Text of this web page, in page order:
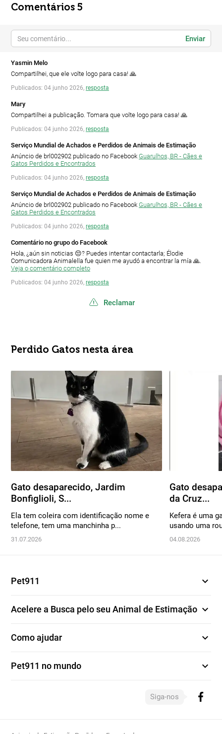
Comentários 5
Enviar
Yasmin Melo
Compartilhei, que ele volte logo para casa! 🙏
Publicados: 04 junho 2026, resposta
Mary
Compartilhei a publicação. Tomara que volte logo para casa! 🙏
Publicados: 04 junho 2026, resposta
Serviço Mundial de Achados e Perdidos de Animais de Estimação
Anúncio de brl002902 publicado no Facebook Guarulhos, BR - Cães e
Gatos Perdidos e Encontrados
Publicados: 04 junho 2026, resposta
Serviço Mundial de Achados e Perdidos de Animais de Estimação
Anúncio de brl002902 publicado no Facebook Guarulhos, BR - Cães e
Gatos Perdidos e Encontrados
Publicados: 04 junho 2026, resposta
Comentário no grupo do Facebook
Hola, ¿aún sin noticias 😔? Puedes intentar contactarla; Élodie
Comunicadora Animalella fue quien me ayudó a encontrar la mía 🙏.
Veja o comentário completo
Publicados: 04 junho 2026, resposta
Reclamar
Perdido Gatos nesta área
Gato desaparecido, Jardim
Bonfiglioli, S...
Ela tem coleira com identificação nome e
telefone, tem uma manchinha p...
31.07.2026
Gato
da Cruz...
Kefera é uma
usando uma
04.08.2026
Pet911 expand_more
Acelere a Busca pelo seu Animal de Estimação expand_more
Como ajudar expand_more
Pet911 no mundo expand_more
Siga-nos